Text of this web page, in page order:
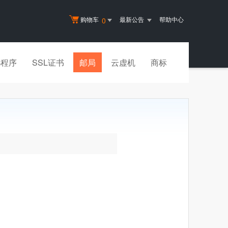
购物车 0 最新公告 帮助中心
序 SSL证书 邮局 云虚机 商标